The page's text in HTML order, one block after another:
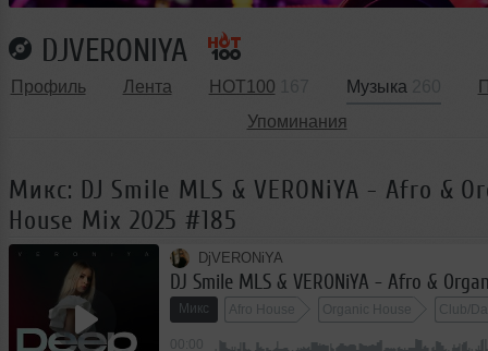
DJVERONIYA
Профиль Лента HOT100 Музыка
Упоминания
Микс: DJ Smile MLS & VERONiYA - Afro &
House Mix 2025 #185
DjVERONiYA
Микс Afro House Organic House Club/